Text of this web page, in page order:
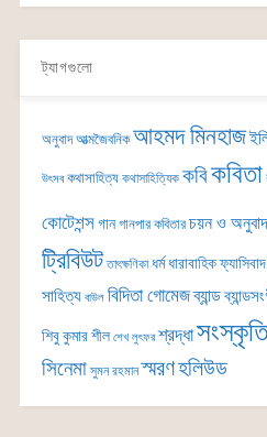
ট্যাগগুলো
অনুবাদ আত্মজৈবনিক আহমদ মিনহাজ
উৎসব কথাসাহিত্য কথাসাহিত্যিক কবিকবিতা
কোটেশন্সগান গানপার কবিতার চয়ন ও
ট্রিবিউট তাৎক্ষণিকা ধর্ম ধারাবাহিকফ্যাসিবাদ
সাহিত্য বাউল বিদিতা গোমেজব্যান্ড
শিবু কুমার শীল শেখ লুৎফর শ্রদ্ধা
সিনেমা সুমন রহমান স্মরণহলিউড